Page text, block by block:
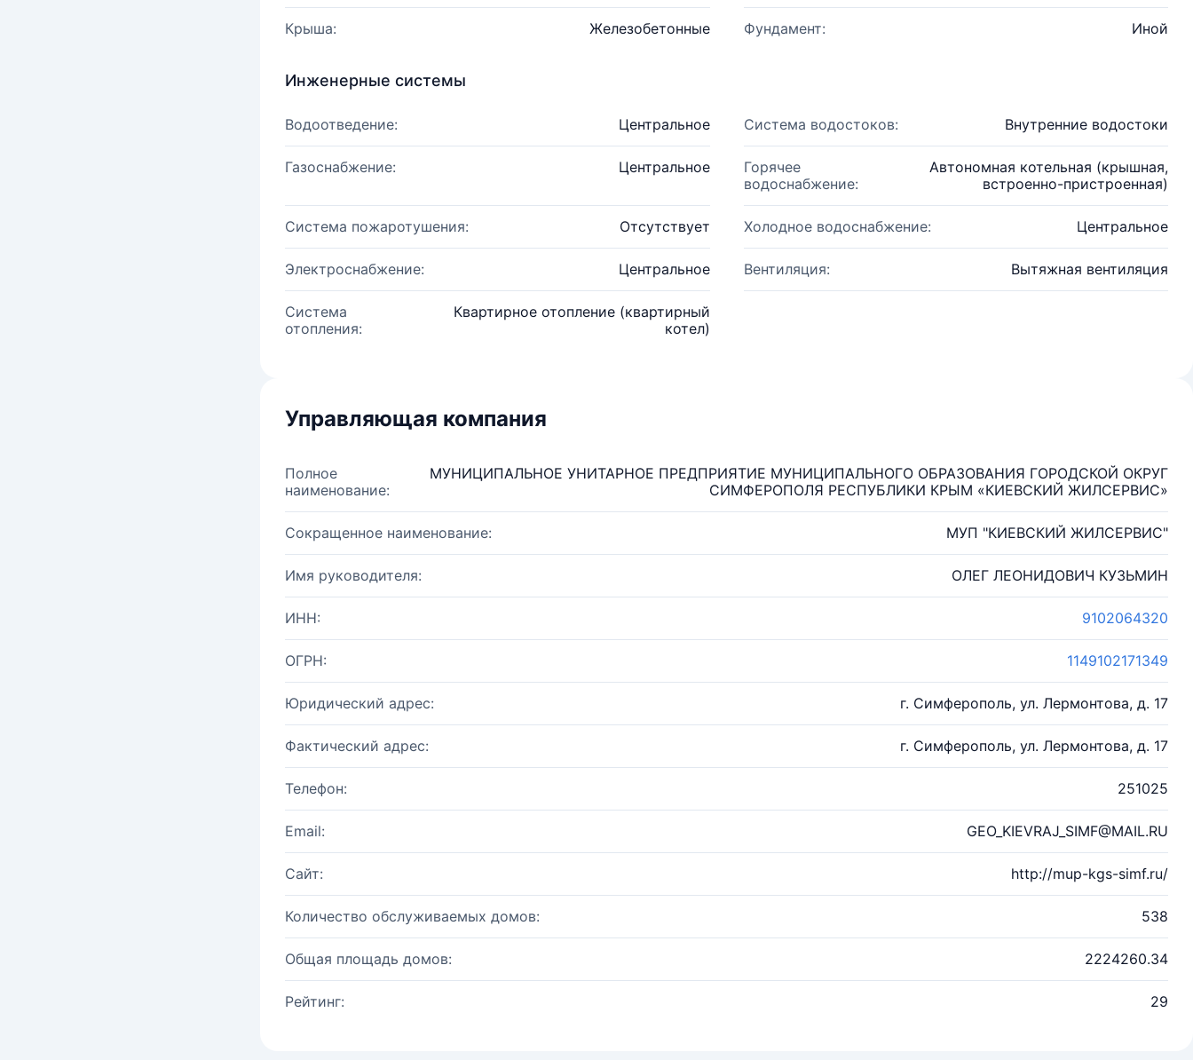
Крыша: Железобетонные Фундамент: Иной
Инженерные системы
Водоотведение: Центральное Система водостоков: Внутренние водостоки
Газоснабжение: Центральное
Горячее
водоснабжение:
Автономная котельная (крышная,
встроенно-пристроенная)
Система пожаротушения: Отсутствует Холодное водоснабжение: Центральное
Электроснабжение: Центральное Вентиляция: Вытяжная вентиляция
Система
отопления:
Квартирное отопление (квартирный
котел)
Управляющая компания
Полное
наименование:
МУНИЦИПАЛЬНОЕ УНИТАРНОЕ ПРЕДПРИЯТИЕ МУНИЦИПАЛЬНОГО ОБРАЗОВАНИЯ ГОРОДСКОЙ ОКРУГ
СИМФЕРОПОЛЯ РЕСПУБЛИКИ КРЫМ «КИЕВСКИЙ ЖИЛСЕРВИС»
Сокращенное наименование: МУП "КИЕВСКИЙ ЖИЛСЕРВИС"
Имя руководителя: ОЛЕГ ЛЕОНИДОВИЧ КУЗЬМИН
ИНН: 9102064320
ОГРН: 1149102171349
Юридический адрес: г. Симферополь, ул. Лермонтова, д. 17
Фактический адрес: г. Симферополь, ул. Лермонтова, д. 17
Телефон: 251025
Email: GEO_KIEVRAJ_SIMF@MAIL.RU
Сайт: http://mup-kgs-simf.ru/
Количество обслуживаемых домов: 538
Общая площадь домов: 2224260.34
Рейтинг: 29